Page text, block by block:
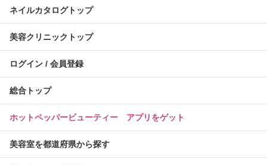
ネイルカタログトップ
美容クリニックトップ
ログイン / 会員登録
総合トップ
ホットペッパービューティー アプリをゲット
美容室を都道府県から探す